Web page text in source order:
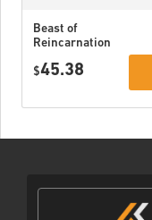
Beast of
Reincarnation
PC (STEAM)
$45.38